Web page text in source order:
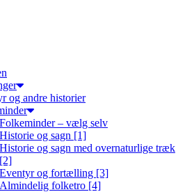
og andre historier
Folkeminder – vælg selv
Historie og sagn [1]
Historie og sagn med overnaturlige træk
[2]
Eventyr og fortælling [3]
Almindelig folketro [4]